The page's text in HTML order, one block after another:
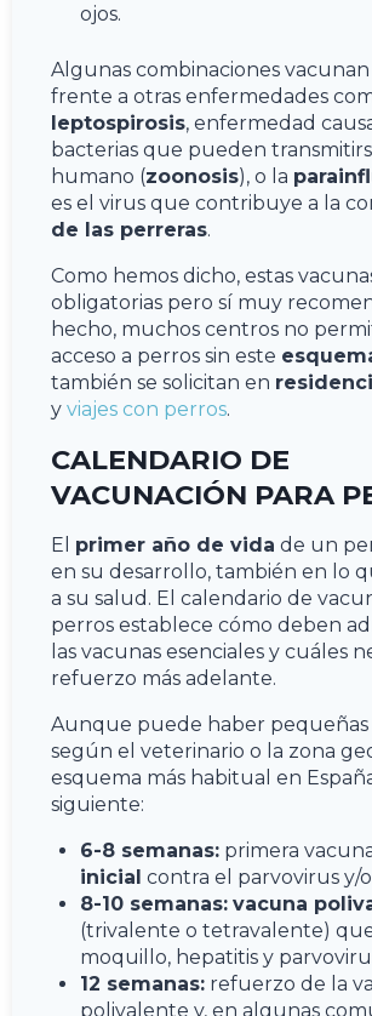
ojos.
Algunas combinaciones
frente a otras enfermedades
leptospirosis, enfermedad
bacterias que pueden
humano (zoonosis), o la
es el virus que contribuye a la
de las perreras.
Como hemos dicho, estas
obligatorias pero sí muy
hecho, muchos centros no
acceso a perros sin este
también se solicitan en
y viajes con perros.
CALENDARIO DE
VACUNACIÓN PARA
El primer año de vida de un
en su desarrollo, también en lo
a su salud. El calendario de
perros establece cómo deben
las vacunas esenciales y cuáles
refuerzo más adelante.
Aunque puede haber pequeñas
según el veterinario o la zona
esquema más habitual en
siguiente:
6-8 semanas: primera
inicial contra el parvovirus y/
8-10 semanas: vacuna
(trivalente o tetravalente)
moquillo, hepatitis y
12 semanas: refuerzo de la
polivalente y, en algunas